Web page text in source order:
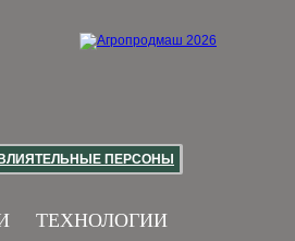
ПЕРСОНЫ
ТЕХНОЛОГИИ